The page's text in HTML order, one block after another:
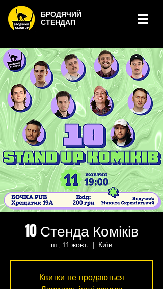
БРОДЯЧИЙ
СТЕНДАП
10 Стенда Коміків
пт, 11 жовт.
  |
Київ
Квитки не продаються